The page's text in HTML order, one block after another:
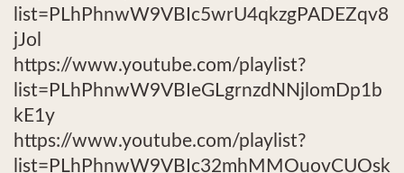
list=PLhPhnwW9VBIc5wrU4qkzgPADEZqv8
jJol
https://www.youtube.com/playlist?
list=PLhPhnwW9VBIeGLgrnzdNNjlomDp1b
kE1y
https://www.youtube.com/playlist?
list=PLhPhnwW9VBIc32mhMMOuovCUOsk